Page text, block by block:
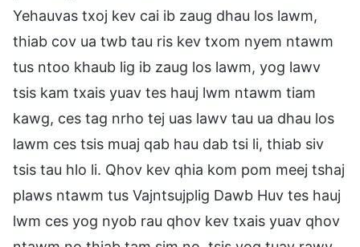
Yehauvas txoj kev cai ib zaug dhau los lawm,
thiab cov ua twb tau ris kev txom nyem ntawm
tus ntoo khaub lig ib zaug los lawm, yog lawv
tsis kam txais yuav tes hauj lwm ntawm tiam
kawg, ces tag nrho tej uas lawv tau ua dhau los
lawm ces tsis muaj qab hau dab tsi li, thiab siv
tsis tau hlo li. Qhov kev qhia kom pom meej tshaj
plaws ntawm tus Vajntsujplig Dawb Huv tes hauj
lwm ces yog nyob rau qhov kev txais yuav qhov